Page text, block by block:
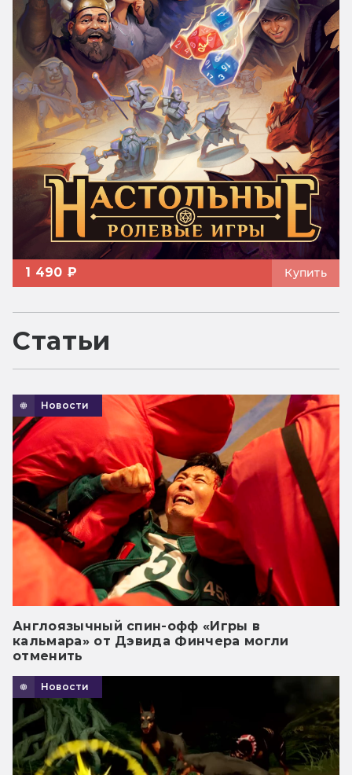
1 490 ₽ Купить
Статьи
Новости
Англоязычный спин-офф «Игры в
кальмара» от Дэвида Финчера могли
отменить
Новости